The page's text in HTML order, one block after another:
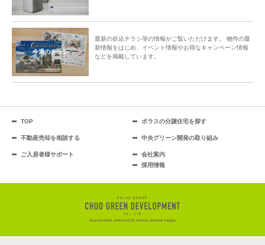
今週のチラシ
最新の折込チラシ等の情報がご覧いただけます。 物件の最
新情報をはじめ、イベント情報やお得なキャンペーン情報
などを掲載しています。
TOP ポラスの分譲住宅を探す
不動産売却を相談する 中央グリーン開発の取り組み
ご入居者様サポート
会社案内
採用情報